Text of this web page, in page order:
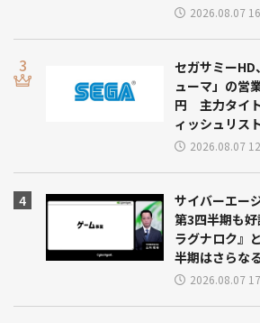
2026.08.07
セガサミー
ューマ」の営
円 主力タイ
ィッシュリス
2026.08.07
サイバーエー
第3四半期も
ラグナロク』
半期はさらな
2026.08.07